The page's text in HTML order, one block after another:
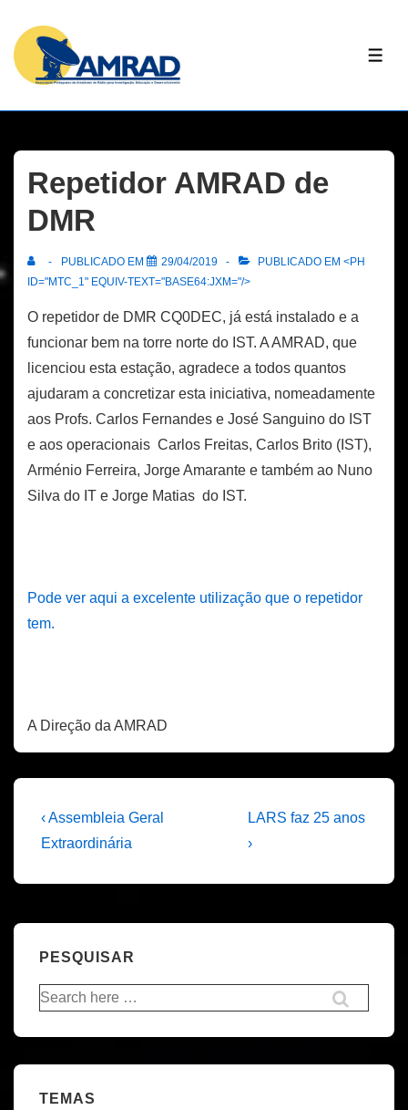
Skip
Content
Repetidor AMRAD de
DMR
PUBLICADO EM 29/04/2019
PUBLICADO EM <PH
ID="MTC_1" EQUIV-TEXT="BASE64:JXM="/>
O repetidor de DMR CQ0DEC, já está instalado e a
funcionar bem na torre norte do IST. A AMRAD, que
licenciou esta estação, agradece a todos quantos
ajudaram a concretizar esta iniciativa, nomeadamente
aos Profs. Carlos Fernandes e José Sanguino do IST
e aos operacionais Carlos Freitas, Carlos Brito (IST),
Arménio Ferreira, Jorge Amarante e também ao Nuno
Silva do IT e Jorge Matias do IST.
Pode ver aqui a excelente utilização que o repetidor
tem.
A Direção da AMRAD
Navegação
de
artigos
Previous
Post
‹ Assembleia Geral
Extraordinária
Next
Post
LARS faz 25 anos
›
PESQUISAR
Pesquisar
por:
TEMAS